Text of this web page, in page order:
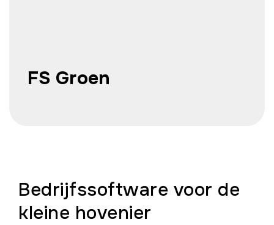
FS Groen
Bedrijfssoftware voor de
kleine hovenier